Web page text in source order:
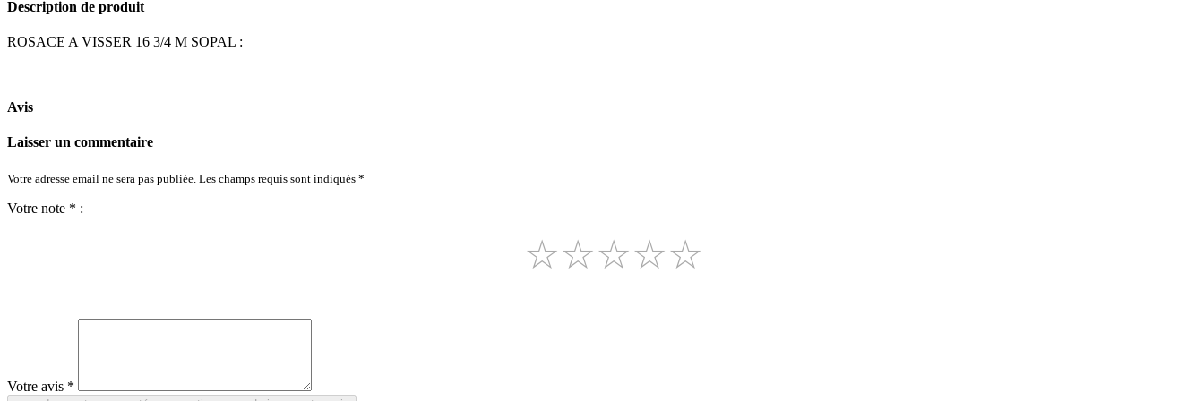
Description de produit
ROSACE A VISSER 16 3/4 M SOPAL :
Avis
Laisser un commentaire
Votre adresse email ne sera pas publiée. Les champs requis sont indiqués *
Votre note * :
☆
☆
☆
☆
☆
Votre avis *